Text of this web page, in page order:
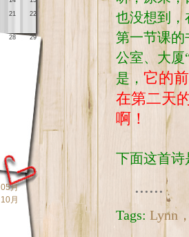
也没想到，
第一节课的
公室、大厦
是， 它的
在第二天
啊！
下面这首诗
......
Tags: Lynn
21
22
28
29
05月
10月